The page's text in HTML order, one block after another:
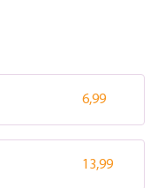
6,99
13,99